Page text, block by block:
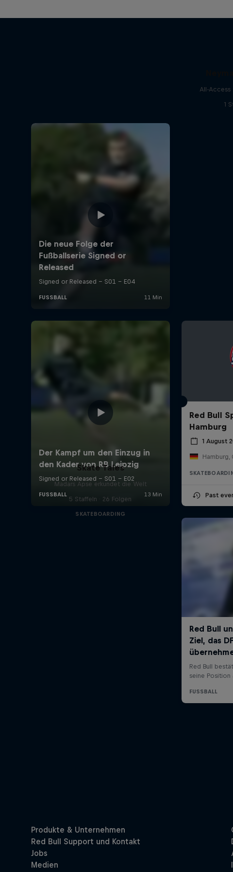
All-Access
1
Red Bull
Hamburg
1 August
Hamburg,
Past
Skate Tales
Madars Apse erkundet die Welt
5 Staffeln · 26 Folgen
SKATEBOARDING